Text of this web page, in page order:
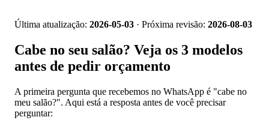
Última atualização: 2026-05-03 · Próxima revisão: 2026-08-03
Cabe no seu salão? Veja os 3 modelos
antes de pedir orçamento
A primeira pergunta que recebemos no WhatsApp é "cabe no
meu salão?". Aqui está a resposta antes de você precisar
perguntar: